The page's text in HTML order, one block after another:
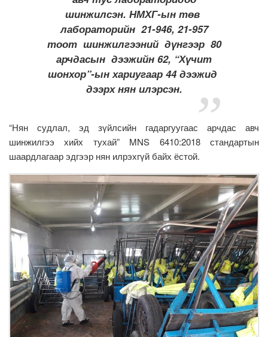
шинжилсэн. НМХГ-ын төв
лабораторийн 21-946, 21-957
тоот шинжилгээний дүнгээр 80
арчдасын дээжийн 62, “Хүчит
шонхор”-ын хариугаар 44 дээжид
дээрх нян илэрсэн.
“Нян судлал, эд зүйлсийн гадаргуугаас арчдас авч
шинжилгээ хийх тухай” MNS 6410:2018 стандартын
шаардлагаар эдгээр нян илрэхгүй байх ёстой.